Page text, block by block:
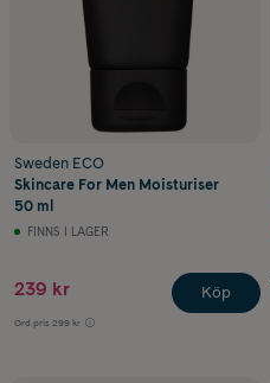
Sweden ECO
Skincare For Men Moisturiser
50 ml
FINNS I LAGER
239 kr
Ord.pris 299 kr
Köp